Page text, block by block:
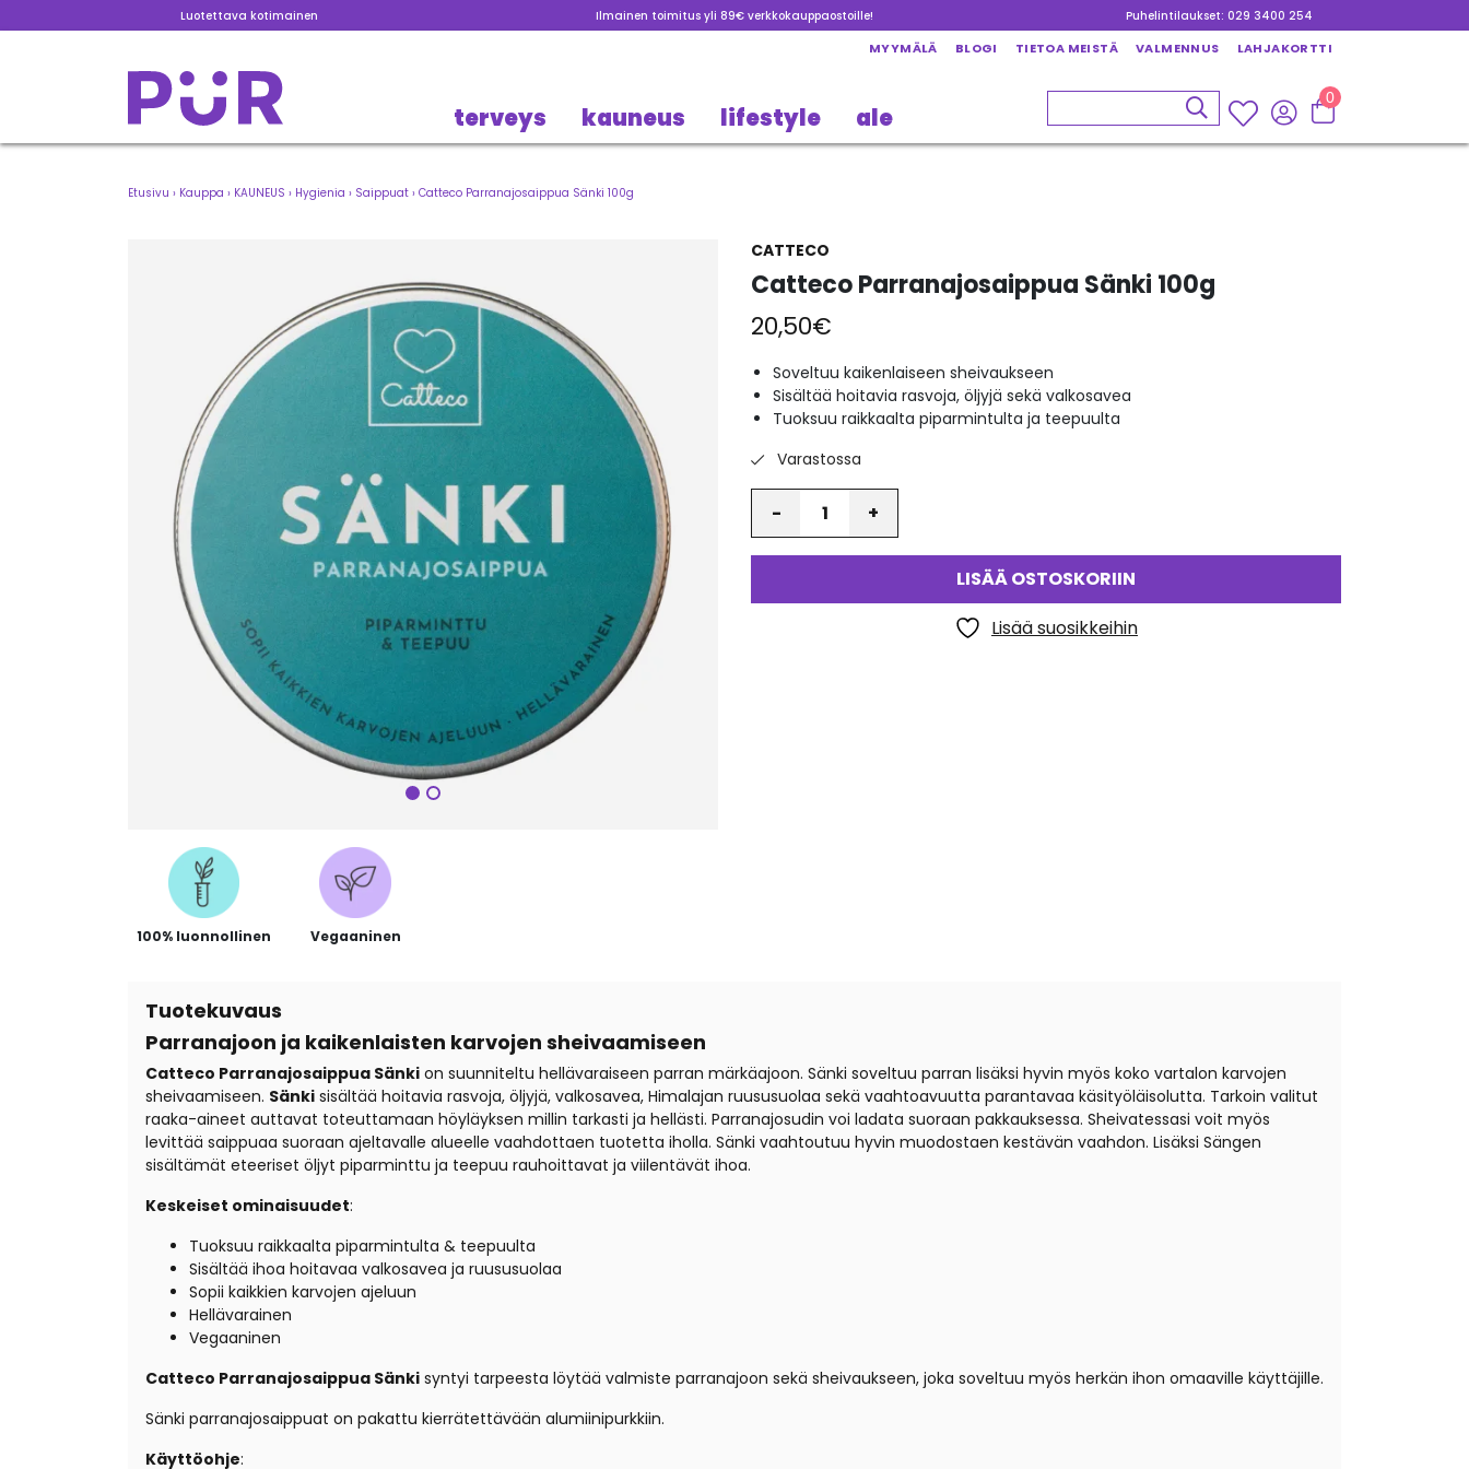
Luotettava kotimainen Ilmainen toimitus yli 89€ verkkokauppaostoille! Puhelintilaukset: 029 3400 254
MYYMÄLÄ BLOGI TIETOA MEISTÄ VALMENNUS LAHJAKORTTI
terveys kauneus lifestyle ale
0
Etusivu › Kauppa › KAUNEUS › Hygienia › Saippuat › Catteco Parranajosaippua Sänki 100g
Seuraava
CATTECO
Catteco Parranajosaippua Sänki 100g
20,50€
Soveltuu kaikenlaiseen sheivaukseen
Sisältää hoitavia rasvoja, öljyjä sekä valkosavea
Tuoksuu raikkaalta piparmintulta ja teepuulta
Varastossa
LISÄÄ OSTOSKORIIN
Lisää suosikkeihin
100% luonnollinen Vegaaninen
Tuotekuvaus
Parranajoon ja kaikenlaisten karvojen sheivaamiseen
Catteco Parranajosaippua Sänki on suunniteltu hellävaraiseen parran märkäajoon. Sänki soveltuu parran lisäksi hyvin myös koko vartalon karvojen
sheivaamiseen. Sänki sisältää hoitavia rasvoja, öljyjä, valkosavea, Himalajan ruususuolaa sekä vaahtoavuutta parantavaa käsityöläisolutta. Tarkoin valitut
raaka-aineet auttavat toteuttamaan höyläyksen millin tarkasti ja hellästi. Parranajosudin voi ladata suoraan pakkauksessa. Sheivatessasi voit myös
levittää saippuaa suoraan ajeltavalle alueelle vaahdottaen tuotetta iholla. Sänki vaahtoutuu hyvin muodostaen kestävän vaahdon. Lisäksi Sängen
sisältämät eteeriset öljyt piparminttu ja teepuu rauhoittavat ja viilentävät ihoa.
Keskeiset ominaisuudet:
Tuoksuu raikkaalta piparmintulta & teepuulta
Sisältää ihoa hoitavaa valkosavea ja ruususuolaa
Sopii kaikkien karvojen ajeluun
Hellävarainen
Vegaaninen
Catteco Parranajosaippua Sänki syntyi tarpeesta löytää valmiste parranajoon sekä sheivaukseen, joka soveltuu myös herkän ihon omaaville käyttäjille.
Sänki parranajosaippuat on pakattu kierrätettävään alumiinipurkkiin.
Käyttöohje: